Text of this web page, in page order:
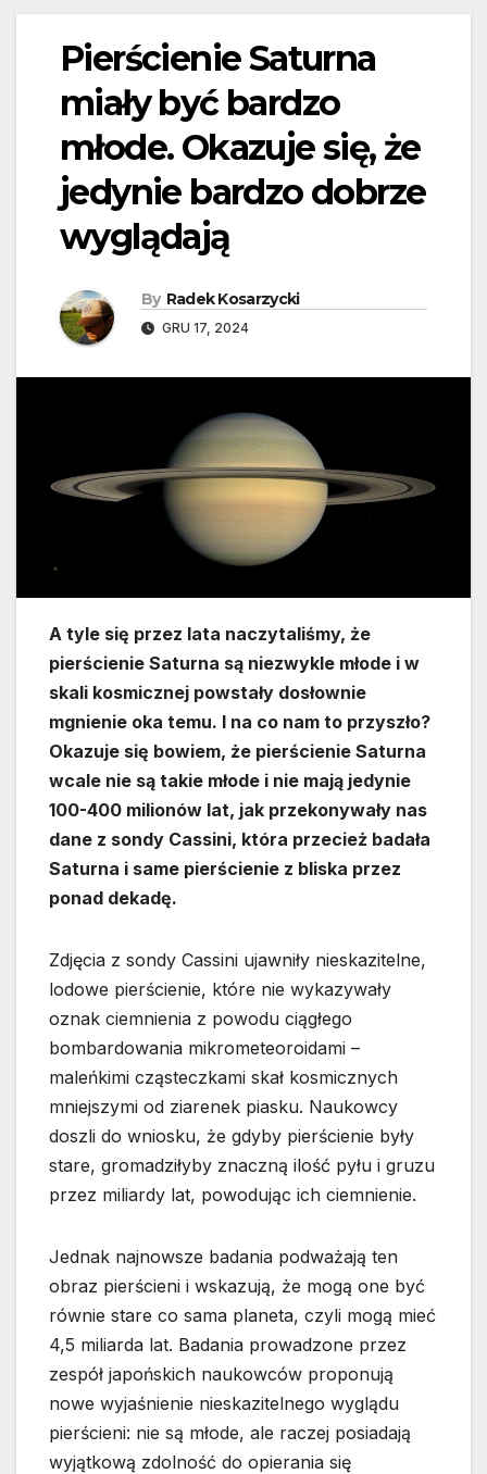
Pierścienie Saturna
miały być bardzo
młode. Okazuje się, że
jedynie bardzo dobrze
wyglądają
By Radek Kosarzycki
GRU 17, 2024
A tyle się przez lata naczytaliśmy, że
pierścienie Saturna są niezwykle młode i w
skali kosmicznej powstały dosłownie
mgnienie oka temu. I na co nam to przyszło?
Okazuje się bowiem, że pierścienie Saturna
wcale nie są takie młode i nie mają jedynie
100-400 milionów lat, jak przekonywały nas
dane z sondy Cassini, która przecież badała
Saturna i same pierścienie z bliska przez
ponad dekadę.
Zdjęcia z sondy Cassini ujawniły nieskazitelne,
lodowe pierścienie, które nie wykazywały
oznak ciemnienia z powodu ciągłego
bombardowania mikrometeoroidami –
maleńkimi cząsteczkami skał kosmicznych
mniejszymi od ziarenek piasku. Naukowcy
doszli do wniosku, że gdyby pierścienie były
stare, gromadziłyby znaczną ilość pyłu i gruzu
przez miliardy lat, powodując ich ciemnienie.
Jednak najnowsze badania podważają ten
obraz pierścieni i wskazują, że mogą one być
równie stare co sama planeta, czyli mogą mieć
4,5 miliarda lat. Badania prowadzone przez
zespół japońskich naukowców proponują
nowe wyjaśnienie nieskazitelnego wyglądu
pierścieni: nie są młode, ale raczej posiadają
wyjątkową zdolność do opierania się